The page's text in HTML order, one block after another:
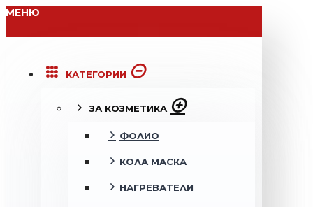
МЕНЮ
КАТЕГОРИИ
ЗА КОЗМЕТИКА
ФОЛИО
КОЛА МАСКА
НАГРЕВАТЕЛИ